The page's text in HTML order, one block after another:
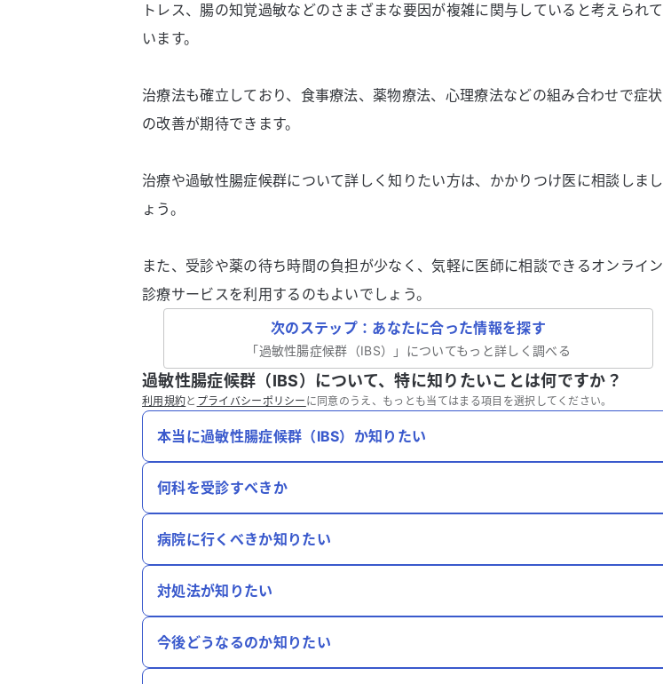
トレス、腸の知覚過敏などのさまざまな要因が複雑に関与していると考えられて
います。
治療法も確立しており、食事療法、薬物療法、心理療法などの組み合わせで症状
の改善が期待できます。
治療や過敏性腸症候群について詳しく知りたい方は、かかりつけ医に相談しまし
ょう。
また、受診や薬の待ち時間の負担が少なく、気軽に医師に相談できるオンライン
診療サービスを利用するのもよいでしょう。
次のステップ：あなたに合った情報を探す
「過敏性腸症候群（IBS） 」についてもっと詳しく調べる
過敏性腸症候群（IBS）について、特に知りたいことは何ですか？
利用規約と プライバシーポリシー に同意のうえ、もっとも当てはまる項目を選択してください。
本当に過敏性腸症候群（IBS）か知りたい
何科を受診すべきか
病院に行くべきか知りたい
対処法が知りたい
今後どうなるのか知りたい